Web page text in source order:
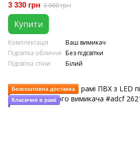
3 330 грн 3 660 грн
Купити
Комплектація
Ваш вимикач
Підсвітка обличчя Без підсвітки
Підсвітка стіни
Білий
Безкоштовна доставка
Класичне в рамі